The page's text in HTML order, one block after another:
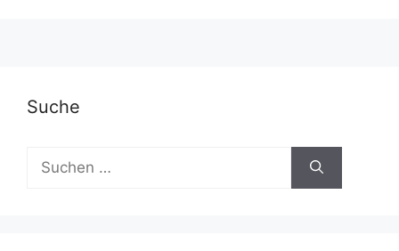
n
Suche
nach: